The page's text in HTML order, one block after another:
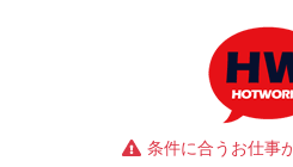
条件に合うお仕事